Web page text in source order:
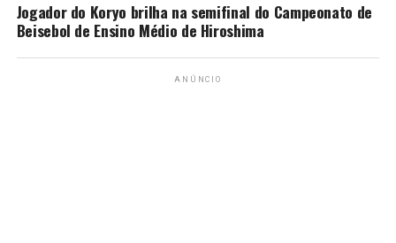
Jogador do Koryo brilha na semifinal do Campeonato de
Beisebol de Ensino Médio de Hiroshima
ANÚNCIO